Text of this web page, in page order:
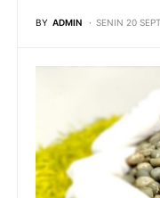
BY ADMIN SENIN 20